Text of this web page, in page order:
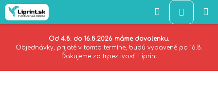
Od 4.8. do 16.8.2026 máme dovolenku.
Objednávky, prijaté v tomto termíne, budú vybavené po 16.8.
Ďakujeme za trpezlivosť. Liprint
Hľadať
KOŠÍK